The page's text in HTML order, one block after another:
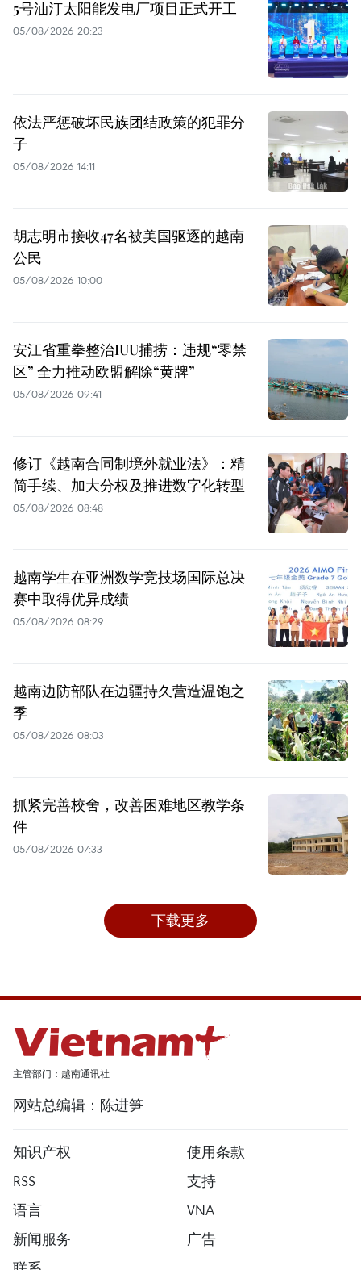
5号油汀太阳能发电厂项目正式开工
05/08/2026 20:23
依法严惩破坏民族团结政策的犯罪分
子
05/08/2026 14:11
胡志明市接收47名被美国驱逐的越南
公民
05/08/2026 10:00
安江省重拳整治IUU捕捞：违规“零禁
区” 全力推动欧盟解除“黄牌”
05/08/2026 09:41
修订《越南合同制境外就业法》：精
简手续、加大分权及推进数字化转型
05/08/2026 08:48
越南学生在亚洲数学竞技场国际总决
赛中取得优异成绩
05/08/2026 08:29
越南边防部队在边疆持久营造温饱之
季
05/08/2026 08:03
抓紧完善校舍，改善困难地区教学条
件
05/08/2026 07:33
下载更多
主管部门：越南通讯社
网站总编辑：陈进笋
知识产权
使用条款
RSS
支持
语言
VNA
新闻服务
广告